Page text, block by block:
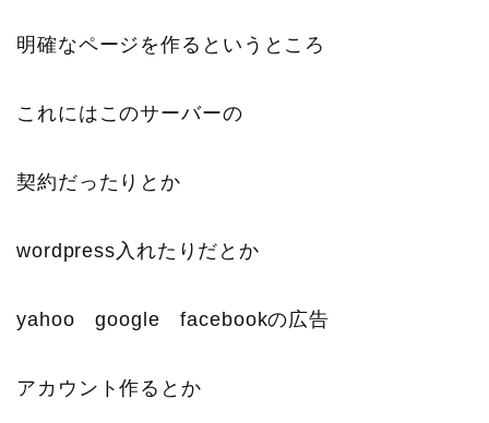
明確なページを作るというところ
これにはこのサーバーの
契約だったりとか
wordpress入れたりだとか
yahoo google facebookの広告
アカウント作るとか